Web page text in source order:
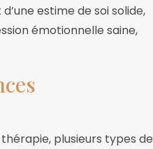
estime de soi solide,
émotionnelle saine,
plusieurs types de